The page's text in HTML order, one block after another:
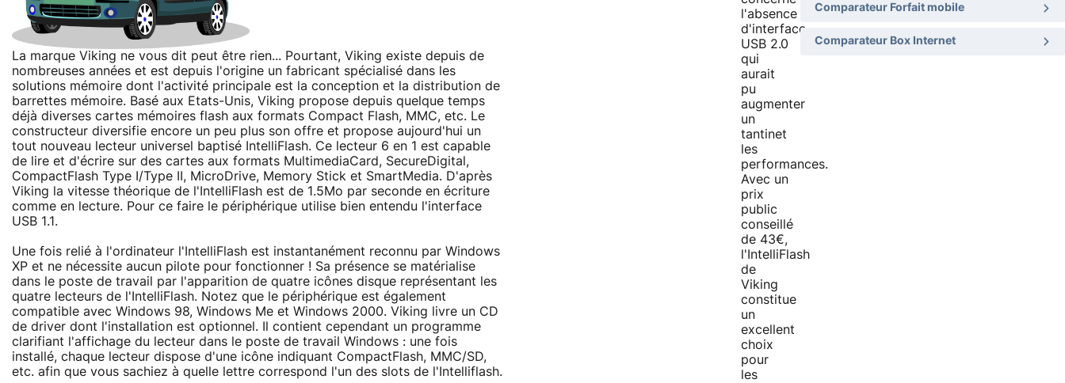
La marque Viking ne vous dit peut être rien... Pourtant, Viking existe depuis de
nombreuses années et est depuis l'origine un fabricant spécialisé dans les
solutions mémoire dont l'activité principale est la conception et la distribution de
barrettes mémoire. Basé aux Etats-Unis, Viking propose depuis quelque temps
déjà diverses cartes mémoires flash aux formats Compact Flash, MMC, etc. Le
constructeur diversifie encore un peu plus son offre et propose aujourd'hui un
tout nouveau lecteur universel baptisé IntelliFlash. Ce lecteur 6 en 1 est capable
de lire et d'écrire sur des cartes aux formats MultimediaCard, SecureDigital,
CompactFlash Type I/Type II, MicroDrive, Memory Stick et SmartMedia. D'après
Viking la vitesse théorique de l'IntelliFlash est de 1.5Mo par seconde en écriture
comme en lecture. Pour ce faire le périphérique utilise bien entendu l'interface
USB 1.1.
Une fois relié à l'ordinateur l'IntelliFlash est instantanément reconnu par Windows
XP et ne nécessite aucun pilote pour fonctionner ! Sa présence se matérialise
dans le poste de travail par l'apparition de quatre icônes disque représentant les
quatre lecteurs de l'IntelliFlash. Notez que le périphérique est également
compatible avec Windows 98, Windows Me et Windows 2000. Viking livre un CD
de driver dont l'installation est optionnel. Il contient cependant un programme
clarifiant l'affichage du lecteur dans le poste de travail Windows : une fois
installé, chaque lecteur dispose d'une icône indiquant CompactFlash, MMC/SD,
etc. afin que vous sachiez à quelle lettre correspond l'un des slots de l'Intelliflash.
l'absence
d'interface
USB 2.0
qui
aurait
pu
augmenter
un
tantinet
les
performances.
Avec un
prix
public
conseillé
de 43€,
l'IntelliFlash
de
Viking
constitue
un
excellent
choix
pour
les
Comparateur Forfait mobile
Comparateur Box Internet